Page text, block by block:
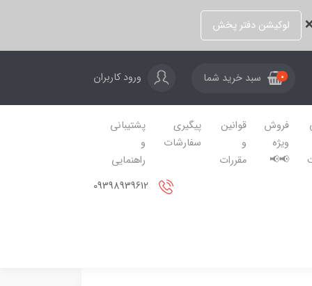
لوکیشن دفتر پخش
0 سبد خرید شما ورود کاربران
فروش
ویژه
📢📢
قوانین
و
مقررات
پیگیری
سفارشات
پشتیبانی
و
راهنمایی